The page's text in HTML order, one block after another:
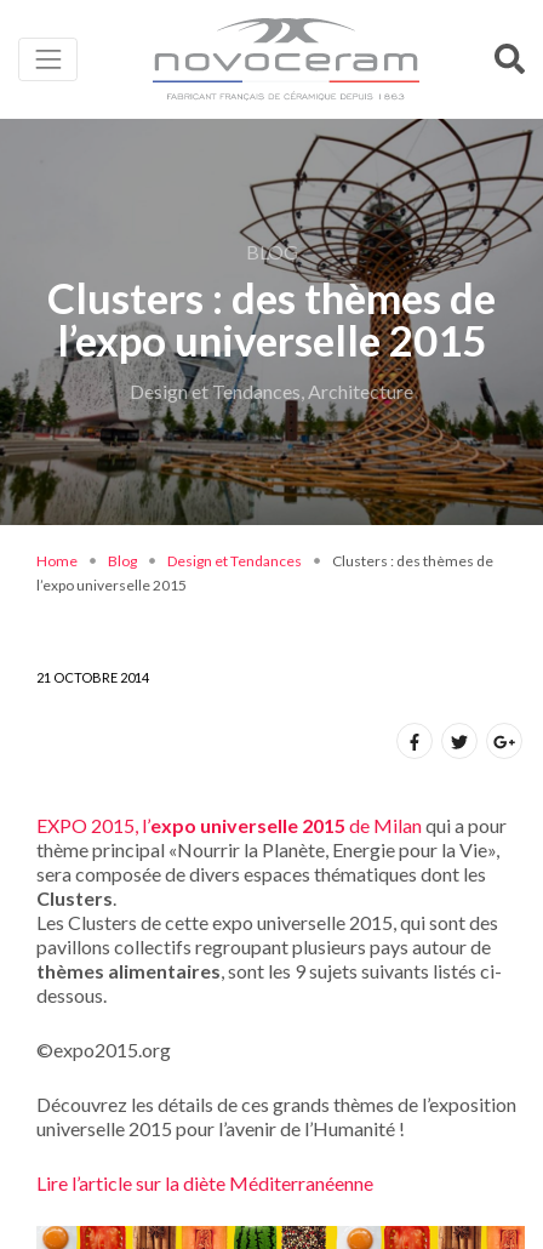
BLOG
Clusters : des thèmes de
l’expo universelle 2015
Design et Tendances, Architecture
Home Blog Design et Tendances
Clusters : des thèmes de
l’expo universelle 2015
21 OCTOBRE 2014
EXPO 2015, l’expo universelle 2015 de Milanqui a pour
thème principal «Nourrir la Planète, Energie pour la Vie»,
sera composée de divers espaces thématiques dont les
Clusters.
Les Clusters de cette expo universelle 2015, qui sont des
pavillons collectifs regroupant plusieurs pays autour de
thèmes alimentaires, sont les 9 sujets suivants listés ci-
dessous.
©expo2015.org
Découvrez les détails de ces grands thèmes de l’exposition
universelle 2015 pour l’avenir de l’Humanité !
Lire l’article sur la diète Méditerranéenne